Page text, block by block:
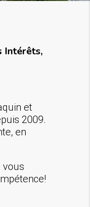
Intérêts,
et
2009.
en
vous